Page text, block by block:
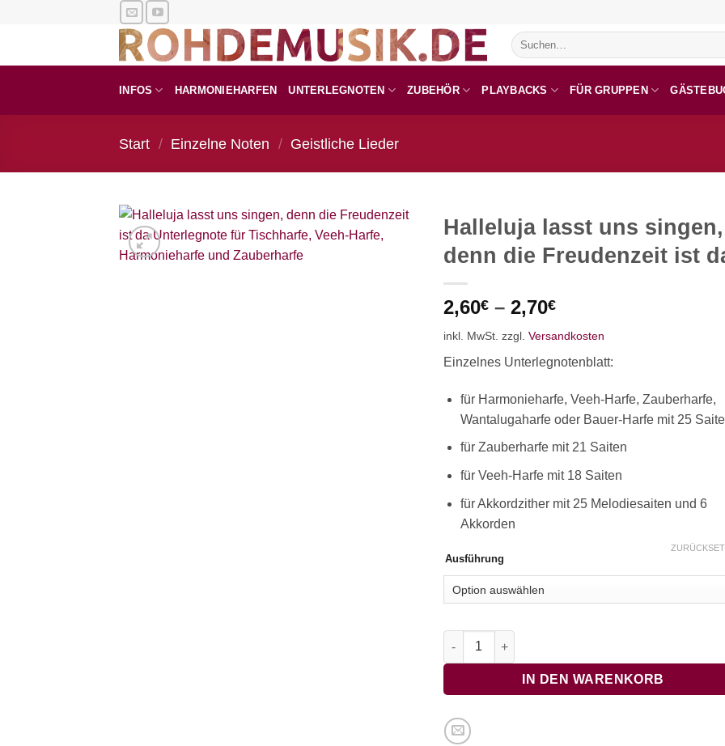
Suchen
nach:
INFOS HARMONIEHARFEN UNTERLEGNOTEN ZUBEHÖR PLAYBACKS FÜR GRUPPEN
Start / Einzelne Noten / Geistliche Lieder
Halleluja lasst uns singen,
denn die Freudenzeit ist
2,60€– 2,70€
inkl. MwSt. zzgl. Versandkosten
Einzelnes Unterlegnotenblatt:
für Harmonieharfe, Veeh-Harfe, Zauberharfe,
Wantalugaharfe oder Bauer-Harfe mit 25
für Zauberharfe mit 21 Saiten
für Veeh-Harfe mit 18 Saiten
für Akkordzither mit 25 Melodiesaiten und 6
Akkorden
Ausführung
Halleluja lasst uns singen, denn die Freudenzeit ist
IN DEN WARENKORB